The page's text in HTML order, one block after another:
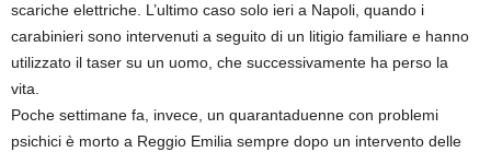
scariche elettriche. L’ultimo caso solo ieri a Napoli, quando i
carabinieri sono intervenuti a seguito di un litigio familiare e hanno
utilizzato il taser su un uomo, che successivamente ha perso la
vita.
Poche settimane fa, invece, un quarantaduenne con problemi
psichici è morto a Reggio Emilia sempre dopo un intervento delle